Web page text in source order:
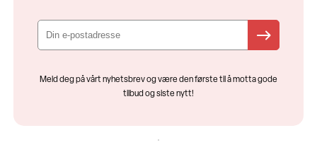
Meld deg på vårt nyhetsbrev og være den første til å motta gode
tilbud og siste nytt!